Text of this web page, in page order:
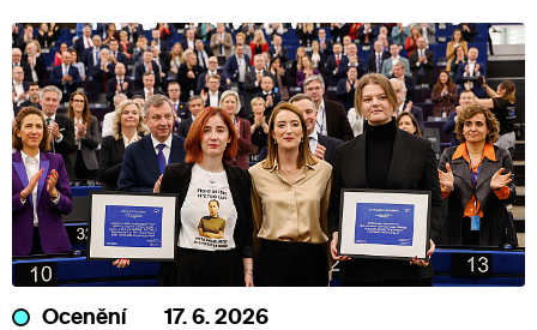
Ocenění 17. 6. 2026